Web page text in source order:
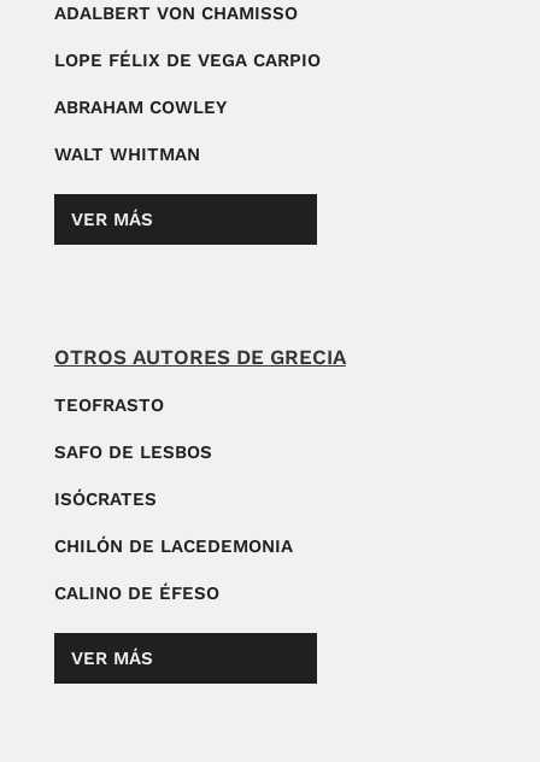
ADALBERT VON CHAMISSO
LOPE FÉLIX DE VEGA CARPIO
ABRAHAM COWLEY
WALT WHITMAN
VER MÁS
OTROS AUTORES DE GRECIA
TEOFRASTO
SAFO DE LESBOS
ISÓCRATES
CHILÓN DE LACEDEMONIA
CALINO DE ÉFESO
VER MÁS